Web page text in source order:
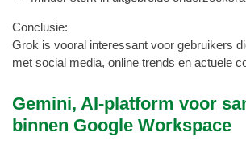
Conclusie:
Grok is vooral interessant voor gebruikers
met social media, online trends en actuele
Gemini, AI-platform voor
binnen Google Workspace